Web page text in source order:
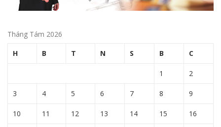
Tháng Tám 2026
H B T N S B C
1 2
3 4 5 6 7 8 9
10 11 12 13 14 15 16